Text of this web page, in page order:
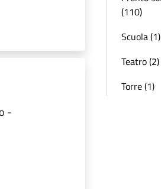
-
(110)
Scuola (1)
Teatro (2)
Torre (1)